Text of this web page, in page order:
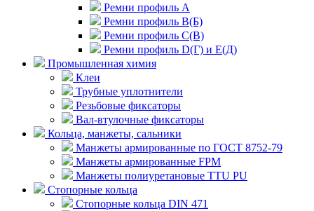
Ремни профиль А
Ремни профиль В(Б)
Ремни профиль С(В)
Ремни профиль D(Г) и E(Д)
Промышленная химия
Клеи
Трубные уплотнители
Резьбовые фиксаторы
Вал-втулочные фиксаторы
Кольца, манжеты, сальники
Манжеты армированные по ГОСТ 8752-79
Манжеты армированные FPM
Манжеты полиуретановые TTU PU
Стопорные кольца
Стопорные кольца DIN 471